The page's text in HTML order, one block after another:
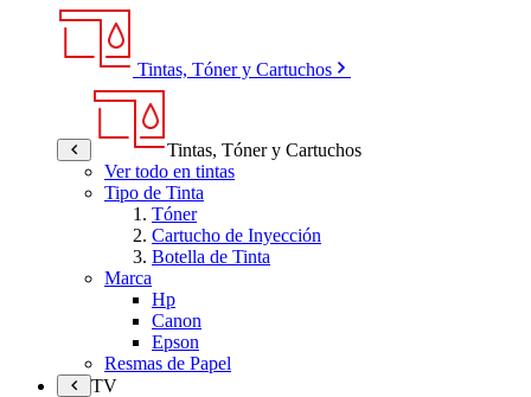
Tintas, Tóner y Cartuchos
Tintas, Tóner y Cartuchos
Ver todo en tintas
Tipo de Tinta
Tóner
Cartucho de Inyección
Botella de Tinta
Marca
Hp
Canon
Epson
Resmas de Papel
TV